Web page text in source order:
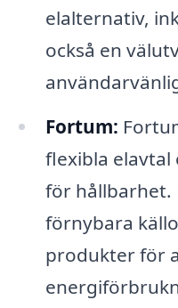
elalternativ,
också en
Fortum:
flexibla elavtal
för hållbarhet.
förnybara
produkter för